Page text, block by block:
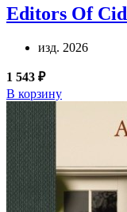
Editors Of
изд. 2026
1 543 ₽
В корзину